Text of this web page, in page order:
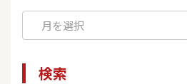
検索